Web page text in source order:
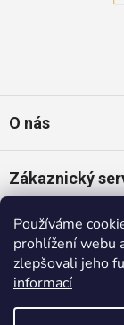
Používáme
prohlížení webu
zlepšovali jeho
informací
O nás
Zákaznický
Oblíbené
Populární